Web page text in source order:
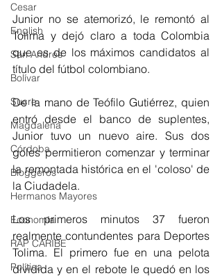
Cesar
English
San Andres
Bolívar
Sucre
Magdalena
Córdoba
Bloggeros
Hermanos Mayores
Economía
RAP CARIBE
Política
Junior no se atemorizó, le remontó al
Tolima y dejó claro a toda Colombia
que es de los máximos candidatos al
título del fútbol colombiano.
De la mano de Teófilo Gutiérrez, quien
entró desde el banco de suplentes,
Junior tuvo un nuevo aire. Sus dos
goles permitieron comenzar y terminar
la remontada histórica en el 'coloso' de
la Ciudadela.
Los primeros minutos 37 fueron
realmente contundentes para Deportes
Tolima. El primero fue en una pelota
dividida y en el rebote le quedó en los